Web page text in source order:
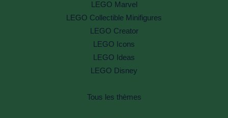
LEGO Marvel
LEGO Collectible Minifigures
LEGO Creator
LEGO Icons
LEGO Ideas
LEGO Disney
Tous les thèmes